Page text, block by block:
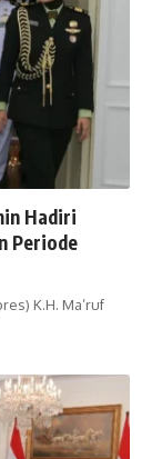
Hadiri
Periode
K.H. Ma’ruf